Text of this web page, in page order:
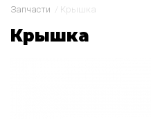
Запчасти
Крышка
Крышка